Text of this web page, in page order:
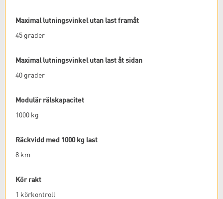
Maximal lutningsvinkel utan last framåt
45 grader
Maximal lutningsvinkel utan last åt sidan
40 grader
Modulär rälskapacitet
1000 kg
Räckvidd med 1000 kg last
8 km
Kör rakt
1 körkontroll